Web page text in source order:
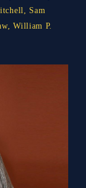
Sam
,William P.